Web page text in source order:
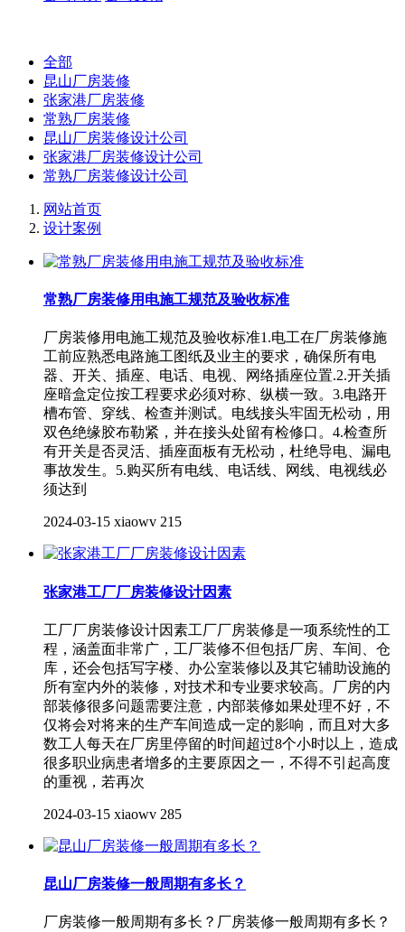
全部
昆山厂房装修
张家港厂房装修
常熟厂房装修
昆山厂房装修设计公司
张家港厂房装修设计公司
常熟厂房装修设计公司
网站首页
设计案例
常熟厂房装修用电施工规范及验收标准
厂房装修用电施工规范及验收标准1.电工在厂房装修施
工前应熟悉电路施工图纸及业主的要求，确保所有电
器、开关、插座、电话、电视、网络插座位置.2.开关插
座暗盒定位按工程要求必须对称、纵横一致。3.电路开
槽布管、穿线、检查并测试。电线接头牢固无松动，用
双色绝缘胶布勒紧，并在接头处留有检修口。4.检查所
有开关是否灵活、插座面板有无松动，杜绝导电、漏电
事故发生。5.购买所有电线、电话线、网线、电视线必
须达到
2024-03-15 xiaowv 215
张家港工厂厂房装修设计因素
工厂厂房装修设计因素工厂厂房装修是一项系统性的工
程，涵盖面非常广，工厂装修不但包括厂房、车间、仓
库，还会包括写字楼、办公室装修以及其它辅助设施的
所有室内外的装修，对技术和专业要求较高。厂房的内
部装修很多问题需要注意，内部装修如果处理不好，不
仅将会对将来的生产车间造成一定的影响，而且对大多
数工人每天在厂房里停留的时间超过8个小时以上，造成
很多职业病患者增多的主要原因之一，不得不引起高度
的重视，若再次
2024-03-15 xiaowv 285
昆山厂房装修一般周期有多长？
厂房装修一般周期有多长？厂房装修一般周期有多长？